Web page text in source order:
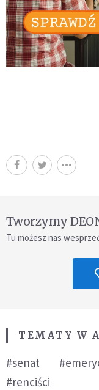
Tworzymy
Tu możesz nas
TEMATY W
#senat
#renciści